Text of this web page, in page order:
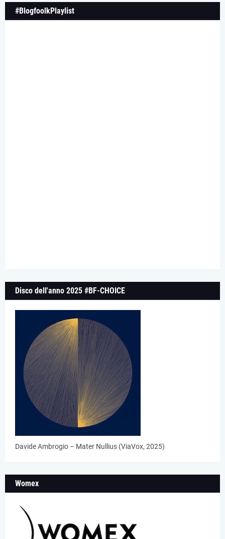
#BlogfoolkPlaylist
Disco dell'anno 2025 #BF-CHOICE
Davide Ambrogio – Mater Nullius (ViaVox, 2025)
Womex